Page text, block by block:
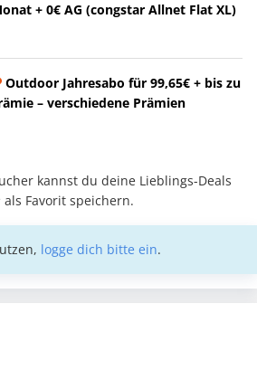
+ 0€ AG (congstar Allnet Flat XL)
Outdoor Jahresabo für 99,65€ + bis zu
– verschiedene Prämien
kannst du deine Lieblings-Deals
als Favorit speichern.
logge dich bitte ein.